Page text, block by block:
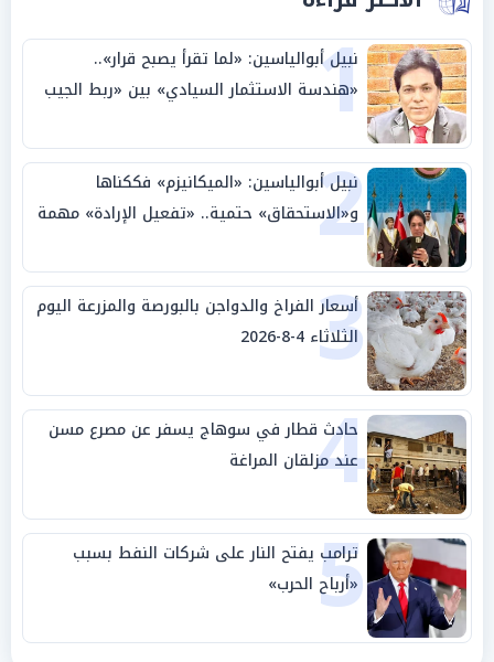
1
نبيل أبوالياسين: «لما تقرأ يصبح قرار»..
«هندسة الاستثمار السيادي» بين «ربط الجيب
بالوطن» و«سيادة الكلمة»
2
نبيل أبوالياسين: «الميكانيزم» فككناها
و«الاستحقاق» حتمية.. «تفعيل الإرادة» مهمة
الجامعة العربية
3
أسعار الفراخ والدواجن بالبورصة والمزرعة اليوم
الثلاثاء 4-8-2026
4
حادث قطار في سوهاج يسفر عن مصرع مسن
عند مزلقان المراغة
5
ترامب يفتح النار على شركات النفط بسبب
«أرباح الحرب»